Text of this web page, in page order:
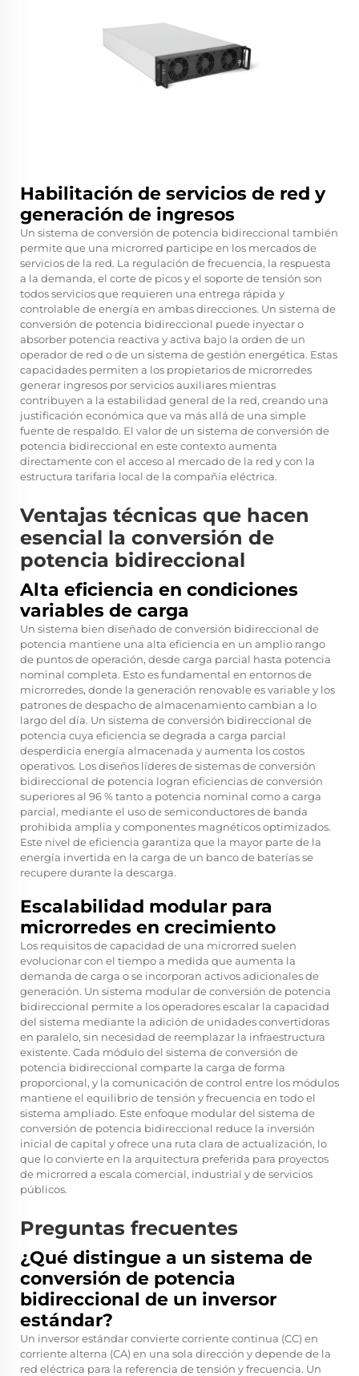
Habilitación de servicios de red y
generación de ingresos
Un sistema de conversión de potencia bidireccional también
permite que una microrred participe en los mercados de
servicios de la red. La regulación de frecuencia, la respuesta
a la demanda, el corte de picos y el soporte de tensión son
todos servicios que requieren una entrega rápida y
controlable de energía en ambas direcciones. Un sistema de
conversión de potencia bidireccional puede inyectar o
absorber potencia reactiva y activa bajo la orden de un
operador de red o de un sistema de gestión energética. Estas
capacidades permiten a los propietarios de microrredes
generar ingresos por servicios auxiliares mientras
contribuyen a la estabilidad general de la red, creando una
justificación económica que va más allá de una simple
fuente de respaldo. El valor de un sistema de conversión de
potencia bidireccional en este contexto aumenta
directamente con el acceso al mercado de la red y con la
estructura tarifaria local de la compañía eléctrica.
Ventajas técnicas que hacen
esencial la conversión de
potencia bidireccional
Alta eficiencia en condiciones
variables de carga
Un sistema bien diseñado de conversión bidireccional de
potencia mantiene una alta eficiencia en un amplio rango
de puntos de operación, desde carga parcial hasta potencia
nominal completa. Esto es fundamental en entornos de
microrredes, donde la generación renovable es variable y los
patrones de despacho de almacenamiento cambian a lo
largo del día. Un sistema de conversión bidireccional de
potencia cuya eficiencia se degrada a carga parcial
desperdicia energía almacenada y aumenta los costos
operativos. Los diseños líderes de sistemas de conversión
bidireccional de potencia logran eficiencias de conversión
superiores al 96 % tanto a potencia nominal como a carga
parcial, mediante el uso de semiconductores de banda
prohibida amplia y componentes magnéticos optimizados.
Este nivel de eficiencia garantiza que la mayor parte de la
energía invertida en la carga de un banco de baterías se
recupere durante la descarga.
Escalabilidad modular para
microrredes en crecimiento
Los requisitos de capacidad de una microrred suelen
evolucionar con el tiempo a medida que aumenta la
demanda de carga o se incorporan activos adicionales de
generación. Un sistema modular de conversión de potencia
bidireccional permite a los operadores escalar la capacidad
del sistema mediante la adición de unidades convertidoras
en paralelo, sin necesidad de reemplazar la infraestructura
existente. Cada módulo del sistema de conversión de
potencia bidireccional comparte la carga de forma
proporcional, y la comunicación de control entre los módulos
mantiene el equilibrio de tensión y frecuencia en todo el
sistema ampliado. Este enfoque modular del sistema de
conversión de potencia bidireccional reduce la inversión
inicial de capital y ofrece una ruta clara de actualización, lo
que lo convierte en la arquitectura preferida para proyectos
de microrred a escala comercial, industrial y de servicios
públicos.
Preguntas frecuentes
¿Qué distingue a un sistema de
conversión de potencia
bidireccional de un inversor
estándar?
Un inversor estándar convierte corriente continua (CC) en
corriente alterna (CA) en una sola dirección y depende de la
red eléctrica para la referencia de tensión y frecuencia. Un